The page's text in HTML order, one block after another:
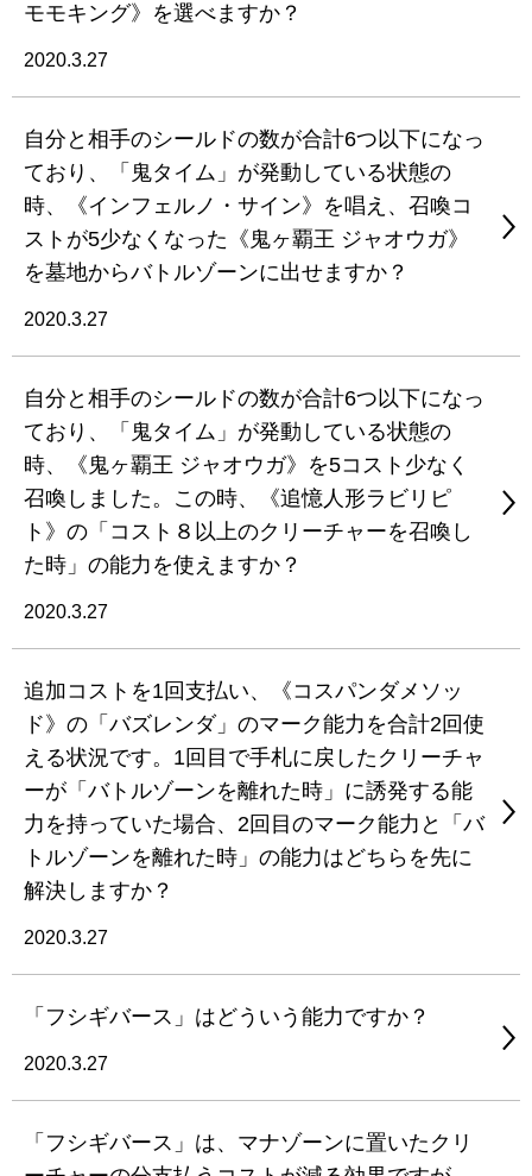
モモキング》を選べますか？
2020.3.27
自分と相手のシールドの数が合計6つ以下になっ
ており、「鬼タイム」が発動している状態の
時、《インフェルノ・サイン》を唱え、召喚コ
ストが5少なくなった《鬼ヶ覇王 ジャオウガ》
を墓地からバトルゾーンに出せますか？
2020.3.27
自分と相手のシールドの数が合計6つ以下になっ
ており、「鬼タイム」が発動している状態の
時、《鬼ヶ覇王 ジャオウガ》を5コスト少なく
召喚しました。この時、《追憶人形ラビリピ
ト》の「コスト８以上のクリーチャーを召喚し
た時」の能力を使えますか？
2020.3.27
追加コストを1回支払い、《コスパンダメソッ
ド》の「バズレンダ」のマーク能力を合計2回使
える状況です。1回目で手札に戻したクリーチャ
ーが「バトルゾーンを離れた時」に誘発する能
力を持っていた場合、2回目のマーク能力と「バ
トルゾーンを離れた時」の能力はどちらを先に
解決しますか？
2020.3.27
「フシギバース」はどういう能力ですか？
2020.3.27
「フシギバース」は、マナゾーンに置いたクリ